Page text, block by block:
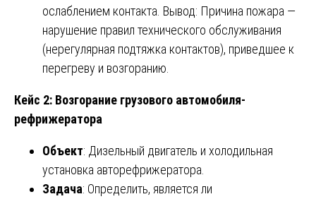
ослаблением контакта. Вывод: Причина пожара —
нарушение правил технического обслуживания
(нерегулярная подтяжка контактов), приведшее к
перегреву и возгоранию.
Кейс 2: Возгорание грузового автомобиля-
рефрижератора
Объект: Дизельный двигатель и холодильная
установка авторефрижератора.
Задача: Определить, является ли